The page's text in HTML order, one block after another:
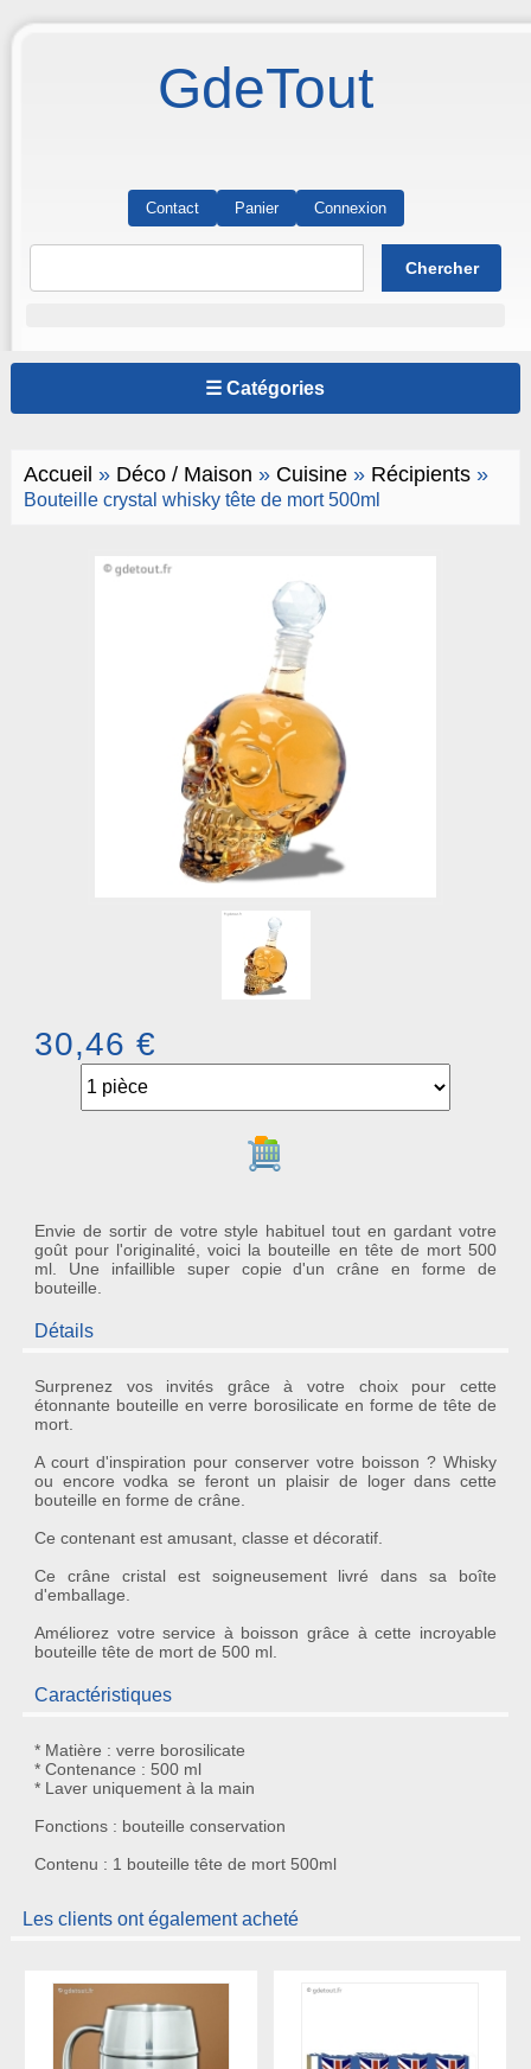
GdeTout
Contact Panier Connexion
☰ Catégories
Accueil » Déco / Maison » Cuisine» Récipients»
Bouteille crystal whisky tête de mort 500ml
30,46 €
Ajouter au panier
Envie de sortir de votre style habituel tout en gardant votre
goût pour l'originalité, voici la bouteille en tête de mort 500
ml. Une infaillible super copie d'un crâne en forme de
bouteille.
Détails
Surprenez vos invités grâce à votre choix pour cette
étonnante bouteille en verre borosilicate en forme de tête de
mort.
A court d'inspiration pour conserver votre boisson ? Whisky
ou encore vodka se feront un plaisir de loger dans cette
bouteille en forme de crâne
Ce contenant est amusant, classe et décoratif.
Ce crâne cristalest soigneusement livré dans sa boîte
d'emballage.
Améliorez votre service à boisson grâce à cette incroyable
bouteille tête de mort de 500 ml.
Caractéristiques
* Matière : verre borosilicate
* Contenance : 500 ml
* Laver uniquement à la main
Fonctions : bouteille conservation
Contenu : 1 bouteille tête de mort 500ml
Les clients ont également acheté